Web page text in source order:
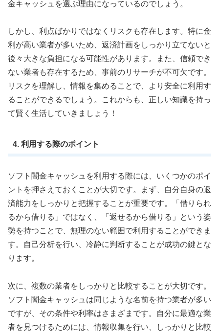
金キャッシュを選ぶ理由になっているのでしょう。
しかし、利点ばかりではなくリスクも存在します。特に金
利が高い業者が多いため、返済計画をしっかり立てないと
後々大きな負担になる可能性があります。また、信頼でき
ない業者も存在するため、事前のリサーチが不可欠です。
リスクを理解し、情報を集めることで、より安全に利用す
ることができるでしょう。これからも、正しい知識を持っ
て賢く生活していきましょう！
4. 利用する際のポイント
ソフト闇金キャッシュを利用する際には、いくつかのポイ
ントを押さえておくことが大切です。まず、自分自身の返
済能力をしっかりと把握することが重要です。「借りられ
るから借りる」ではなく、「返せるから借りる」という姿
勢を持つことで、無理のない範囲で利用することができま
す。自己分析を行い、冷静に判断することが成功の鍵とな
ります。
次に、複数の業者をしっかりと比較することが大切です。
ソフト闇金キャッシュは同じような名前を持つ業者が多い
ですが、その条件や利率はさまざまです。自分に最適な業
者を見つけるためには、情報収集を行い、しっかりと比較